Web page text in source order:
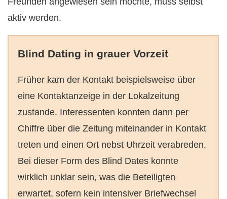
aktiv werden.
Blind Dating in grauer Vorzeit
Früher kam der Kontakt beispielsweise über
eine Kontaktanzeige in der Lokalzeitung
zustande. Interessenten konnten dann per
Chiffre über die Zeitung miteinander in Kontakt
treten und einen Ort nebst Uhrzeit verabreden.
Bei dieser Form des Blind Dates konnte
wirklich unklar sein, was die Beteiligten
erwartet, sofern kein intensiver Briefwechsel